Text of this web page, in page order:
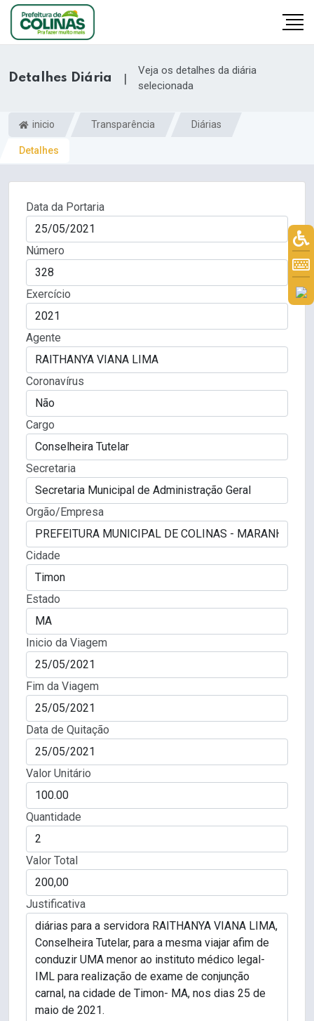
Detalhes Diária |
Veja os detalhes da diária
selecionada
inicio Transparência Diárias
Detalhes
Data da Portaria
Número
Exercício
Agente
Coronavírus
Cargo
Secretaria
Orgão/Empresa
Cidade
Estado
Inicio da Viagem
Fim da Viagem
Data de Quitação
Valor Unitário
Quantidade
Valor Total
Justificativa